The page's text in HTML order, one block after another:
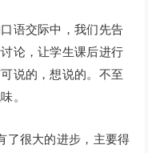
语交际中，我们先告
论，让学生课后进行
说的，想说的。不至
。
了很大的进步，主要得